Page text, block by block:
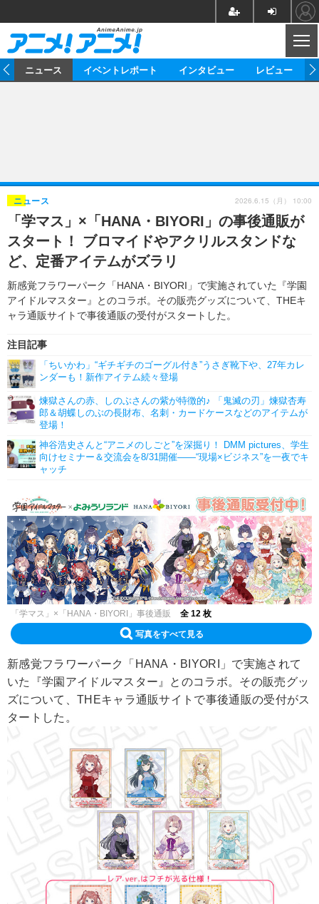
ゲーム グッズ
イベント 海外
海外イベント ビジネス
俳優・タレント アーティスト
ビジネス
アニメ 実写
書評 イベント
ゲーム 座談会
動画
アニメ
アニメ！アニメ！TV ABEMA Cafe
連載・コラム
ニュース イベントレポート インタビュー レビュー
「学マス」×「HANA・BIYORI」の事後通販が
スタート！ ブロマイドやアクリルスタンドな
ど、定番アイテムがズラリ
新感覚フラワーパーク「HANA・BIYORI」で実施されていた『学園
アイドルマスター』とのコラボ。その販売グッズについて、THEキ
ャラ通販サイトで事後通販の受付がスタートした。
ニュース
注目記事
「ちいかわ」“ギチギチのゴーグル付き”うさぎ靴下や、27年カレ
ンダーも！新作アイテム続々登場
煉獄さんの赤、しのぶさんの紫が特徴的♪ 「鬼滅の刃」煉獄杏寿
郎＆胡蝶しのぶの長財布、名刺・カードケースなどのアイテムが
登場！
神谷浩史さんと“アニメのしごと”を深掘り！ DMM pictures、学生
向けセミナー＆交流会を8/31開催――“現場×ビジネス”を一夜でキ
ャッチ
2026.6.15（月） 10:00
「学マス」×「HANA・BIYORI」事後通販 全 12 枚
写真をすべて見る
新感覚フラワーパーク「HANA・BIYORI」で実施されて
いた『学園アイドルマスター』とのコラボ。その販売グッ
ズについて、THEキャラ通販サイトで事後通販の受付がス
タートした。